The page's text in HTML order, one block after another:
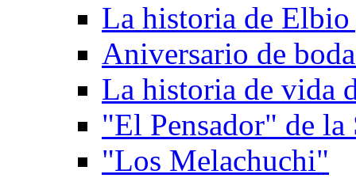
La historia de
Aniversario de
La historia de vida
"El Pensador" de
"Los Melachuchi"